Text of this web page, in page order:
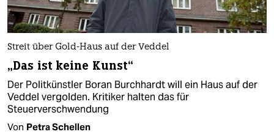
Streit über Gold-Haus auf der Veddel
„Das ist keine Kunst“
Der Politkünstler Boran Burchhardt will ein Haus auf der
Veddel vergolden. Kritiker halten das für
Steuerverschwendung
Von Petra Schellen